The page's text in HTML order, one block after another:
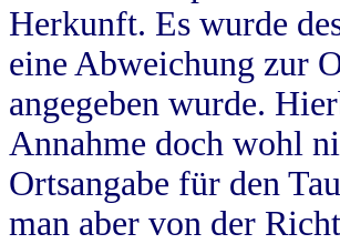
Herkunft. Es wurde
eine Abweichung zur
angegeben wurde.
Annahme doch wohl
Ortsangabe für den
man aber von der